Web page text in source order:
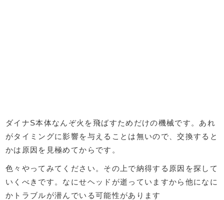
ダイナS本体なんぞ火を飛ばすためだけの機械です。あれ
がタイミングに影響を与えることは無いので、交換すると
かは原因を見極めてからです。
色々やってみてください。その上で納得する原因を探して
いくべきです。なにせヘッドが逝っていますから他になに
かトラブルが潜んでいる可能性があります